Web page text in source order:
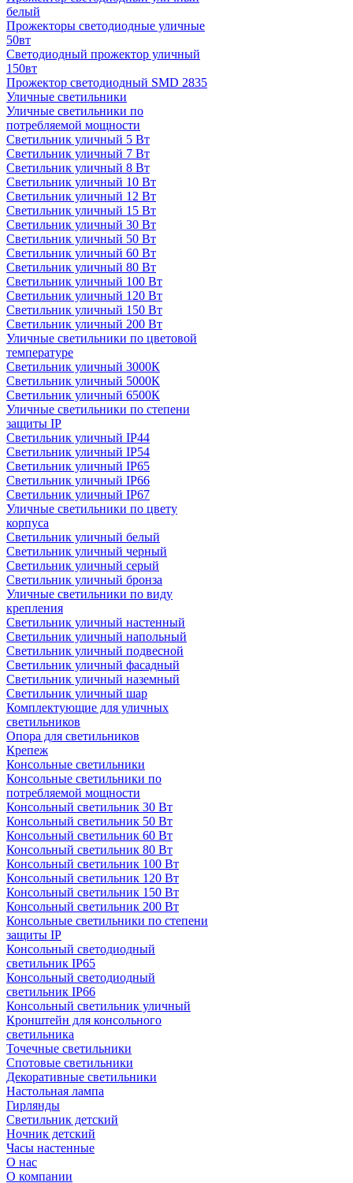
белый
Прожекторы светодиодные уличные
50вт
Светодиодный прожектор уличный
150вт
Прожектор светодиодный SMD 2835
Уличные светильники
Уличные светильники по
потребляемой мощности
Светильник уличный 5 Вт
Светильник уличный 7 Вт
Светильник уличный 8 Вт
Светильник уличный 10 Вт
Светильник уличный 12 Вт
Светильник уличный 15 Вт
Светильник уличный 30 Вт
Светильник уличный 50 Вт
Светильник уличный 60 Вт
Светильник уличный 80 Вт
Светильник уличный 100 Вт
Светильник уличный 120 Вт
Светильник уличный 150 Вт
Светильник уличный 200 Вт
Уличные светильники по цветовой
температуре
Cветильник уличный 3000К
Cветильник уличный 5000К
Cветильник уличный 6500К
Уличные светильники по степени
защиты IP
Светильник уличный IP44
Светильник уличный IP54
Светильник уличный IP65
Светильник уличный IP66
Светильник уличный IP67
Уличные светильники по цвету
корпуса
Светильник уличный белый
Светильник уличный черный
Светильник уличный серый
Светильник уличный бронза
Уличные светильники по виду
крепления
Светильник уличный настенный
Светильник уличный напольный
Светильник уличный подвесной
Светильник уличный фасадный
Светильник уличный наземный
Cветильник уличный шар
Комплектующие для уличных
светильников
Опора для светильников
Крепеж
Консольные светильники
Консольные светильники по
потребляемой мощности
Консольный светильник 30 Вт
Консольный светильник 50 Вт
Консольный светильник 60 Вт
Консольный светильник 80 Вт
Консольный светильник 100 Вт
Консольный светильник 120 Вт
Консольный светильник 150 Вт
Консольный светильник 200 Вт
Консольные светильники по степени
защиты IP
Консольный светодиодный
светильник IP65
Консольный светодиодный
светильник IP66
Консольный светильник уличный
Кронштейн для консольного
светильника
Точечные светильники
Спотовые светильники
Декоративные светильники
Настольная лампа
Гирлянды
Светильник детский
Ночник детский
Часы настенные
О нас
О компании